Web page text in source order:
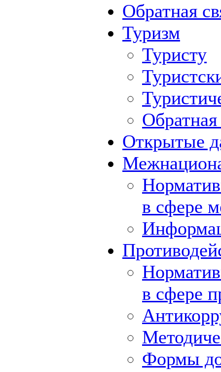
Обратная
Туризм
Туристу
Обратная
Открытые
в сфере
в сфере
Формы